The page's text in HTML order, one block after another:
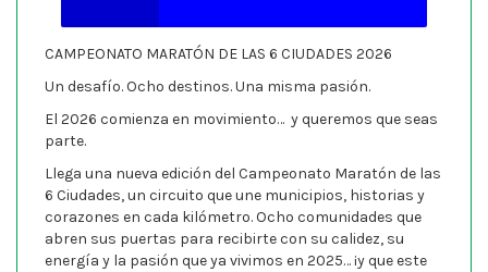
CAMPEONATO MARATÓN DE LAS 6 CIUDADES 2026
Un desafío. Ocho destinos. Una misma pasión.
El 2026 comienza en movimiento… y queremos que seas
parte.
Llega una nueva edición del Campeonato Maratón de las
6 Ciudades, un circuito que une municipios, historias y
corazones en cada kilómetro. Ocho comunidades que
abren sus puertas para recibirte con su calidez, su
energía y la pasión que ya vivimos en 2025… ¡y que este